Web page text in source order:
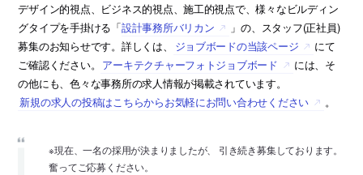
デザイン的視点、ビジネス的視点、施工的視点で、様々なビルディン
グタイプを手掛ける「設計事務所バリカン
」の、スタッフ(正社員)
募集のお知らせです。詳しくは、
ジョブボードの当該ページ
にて
ご確認ください。 アーキテクチャーフォトジョブボード
には、そ
の他にも、色々な事務所の求人情報が掲載されています。
新規の求人の投稿はこちらからお気軽にお問い合わせください
。
※現在、一名の採用が決まりましたが、 引き続き募集しております。
奮ってご応募ください。